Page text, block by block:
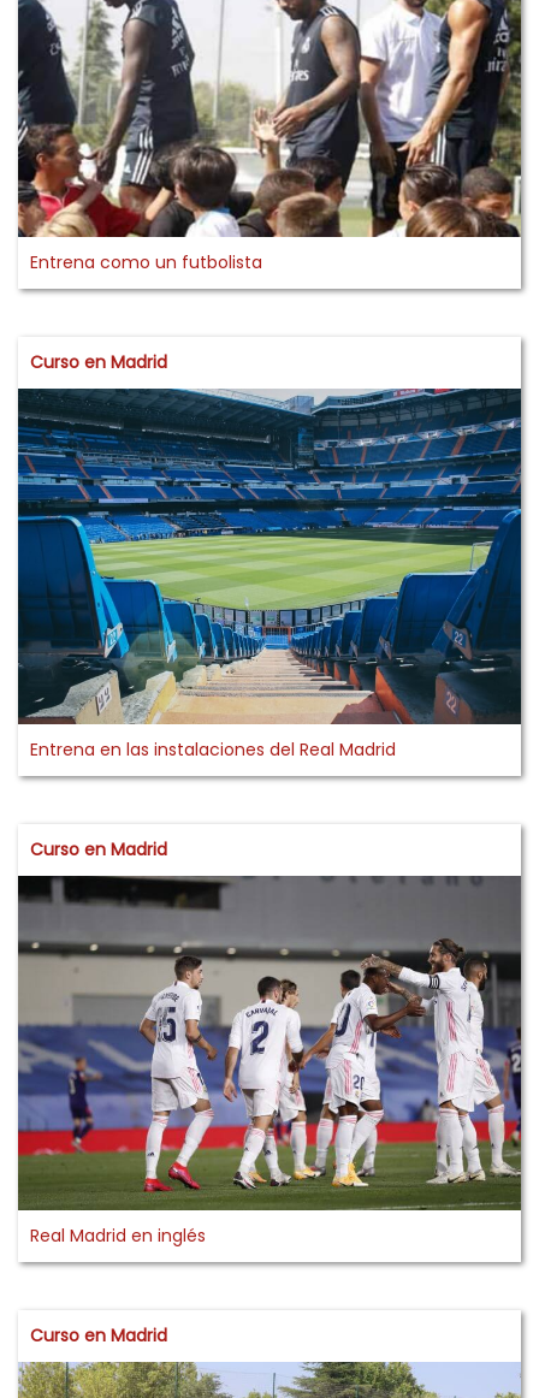
Entrena como un futbolista
Curso en Madrid
Entrena en las instalaciones del Real Madrid
Curso en Madrid
Real Madrid en inglés
Curso en Madrid